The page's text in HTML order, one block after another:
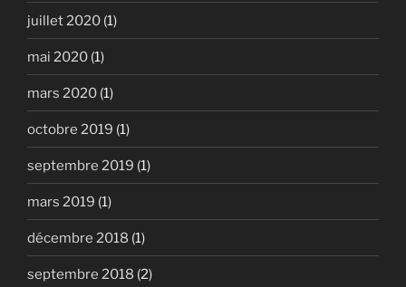
juillet 2020 (1)
mai 2020 (1)
mars 2020 (1)
octobre 2019 (1)
septembre 2019 (1)
mars 2019 (1)
décembre 2018 (1)
septembre 2018 (2)